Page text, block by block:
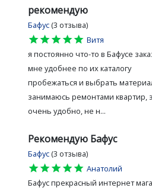
рекомендую
Бафус (3 отзыва)
star
star
star
star
star
Витя
я постоянно что-то в Бафусе
мне удобнее по их каталогу
пробежаться и выбрать
занимаюсь ремонтами квартир,
очень удобно, не н...
Рекомендую Бафус
Бафус (3 отзыва)
star
star
star
star
star
Анатолий
Бафус прекрасный интернет